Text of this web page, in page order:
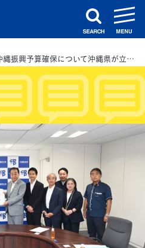
search
交通渋滞・給食費無償化など、沖縄振興予算確保について沖縄県が立憲民主党に要請